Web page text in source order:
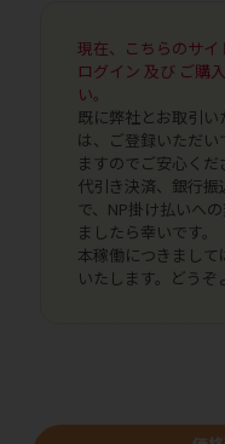
現在、こちらのサイ
ログイン 及び ご購
い。
既に弊社とお取引
は、ご登録いただ
ますのでご安心くだ
代引き決済、銀行
で、NP掛け払いへ
ましたら幸いです。
本稼働につきまし
いたします。どうぞ